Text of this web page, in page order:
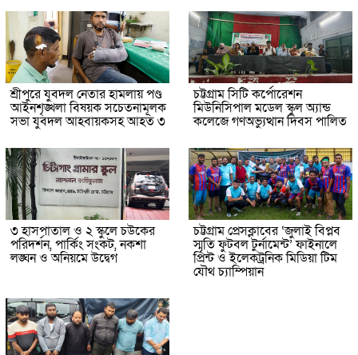
শ্রীপুরে যুবদল নেতার হামলায় পণ্ড
আইনশৃঙ্খলা বিষয়ক সচেতনামূলক
সভা যুবদল আহবায়কসহ আহত ৩
চট্টগ্রাম সিটি কর্পোরেশন
মিউনিসিপাল মডেল স্কুল অ্যান্ড
কলেজে গণঅভ্যুত্থান দিবস পালিত
৩ হাসপাতাল ও ২ স্কুলে চউকের
পরিদর্শন, পার্কিং সংকট, নকশা
লঙ্ঘন ও অনিয়মে উদ্বেগ
চট্টগ্রাম প্রেসক্লাবের ‘জুলাই বিপ্লব
স্মৃতি ফুটবল টুর্নামেন্ট’ ফাইনালে
প্রিন্ট ও ইলেকট্রনিক মিডিয়া টিম
যৌথ চ্যাম্পিয়ান